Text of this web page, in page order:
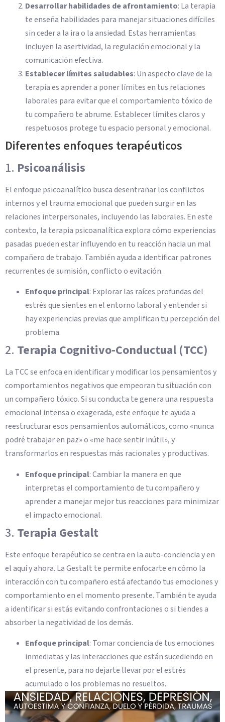
Desarrollar habilidades de afrontamiento: La terapia
te enseña habilidades para manejar situaciones difíciles
sin ceder a la ira o la ansiedad. Estas herramientas
incluyen la asertividad, la regulación emocional y la
comunicación efectiva.
Establecer límites saludables: Un aspecto clave de la
terapia es aprender a poner límites en tus relaciones
laborales para evitar que el comportamiento tóxico de
tu compañero te abrume. Establecer límites claros y
respetuosos protege tu espacio personal y emocional.
Diferentes enfoques terapéuticos
1. Psicoanálisis
El enfoque psicoanalítico busca desentrañar los conflictos
internos y el trauma emocional que pueden surgir en las
relaciones interpersonales, incluyendo las laborales. En este
contexto, la terapia psicoanalítica explora cómo experiencias
pasadas pueden estar influyendo en tu reacción hacia un mal
compañero de trabajo. También ayuda a identificar patrones
recurrentes de sumisión, conflicto o evitación.
Enfoque principal: Explorar las raíces profundas del
estrés que sientes en el entorno laboral y entender si
hay experiencias previas que amplifican tu percepción del
problema.
2. Terapia Cognitivo-Conductual (TCC)
La TCC se enfoca en identificar y modificar los pensamientos y
comportamientos negativos que empeoran tu situación con
un compañero tóxico. Si su conducta te genera una respuesta
emocional intensa o exagerada, este enfoque te ayuda a
reestructurar esos pensamientos automáticos, como «nunca
podré trabajar en paz» o «me hace sentir inútil», y
transformarlos en respuestas más racionales y productivas.
Enfoque principal: Cambiar la manera en que
interpretas el comportamiento de tu compañero y
aprender a manejar mejor tus reacciones para minimizar
el impacto emocional.
3. Terapia Gestalt
Este enfoque terapéutico se centra en la auto-conciencia y en
el aquí y ahora. La Gestalt te permite enfocarte en cómo la
interacción con tu compañero está afectando tus emociones y
comportamiento en el momento presente. También te ayuda
a identificar si estás evitando confrontaciones o si tiendes a
absorber la negatividad de los demás.
Enfoque principal: Tomar conciencia de tus emociones
inmediatas y las interacciones que están sucediendo en
el presente, para no dejarte llevar por el estrés
acumulado o los problemas no resueltos.